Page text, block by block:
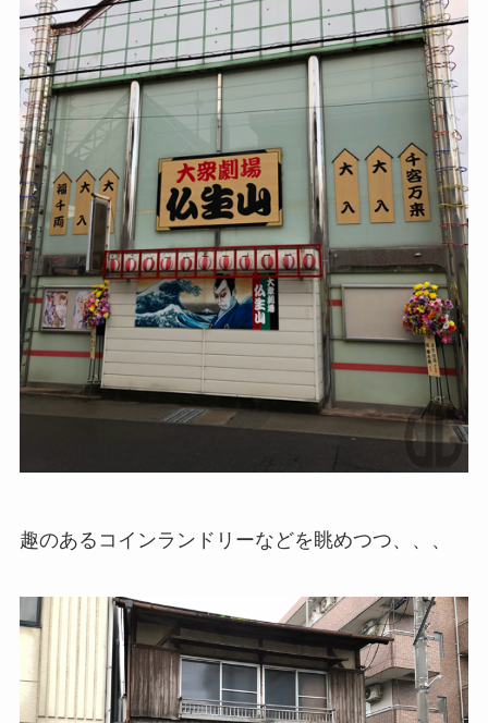
趣のあるコインランドリーなどを眺めつつ、、、